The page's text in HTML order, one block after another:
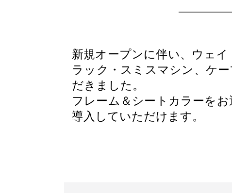
新規オープンに伴い、ウェ
ラック・スミスマシン、ケ
だきました。
フレーム＆シートカラーを
導入していただけます。